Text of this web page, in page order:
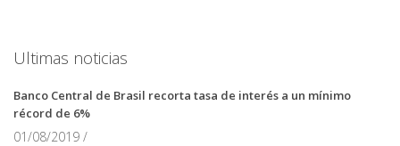
Ultimas noticias
Banco Central de Brasil recorta tasa de interés a un mínimo
récord de 6%
01/08/2019 /